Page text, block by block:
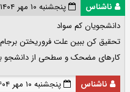
ناشناس
پنجشنبه ۱۰ مهر ۱۴۰۴ ۱۵:۳۹:۰۹
دانشجویان کم سواد
تحقیق کن ببین علت فروریختن
کارهای مضحک و سطحی از دانشجو
ناشناس
پنجشنبه ۱۰ مهر ۱۴۰۴ ۱۶:۰۸:۰۹